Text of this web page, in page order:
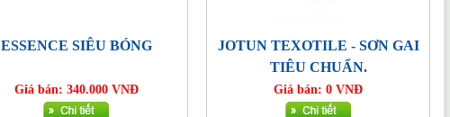
ESSENCE SIÊU BÓNG
Giá bán: 340.000 VNĐ
JOTUN TEXOTILE - SƠN GAI
TIÊU CHUẨN.
Giá bán: 0 VNĐ